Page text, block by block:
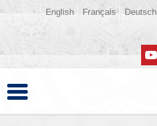
Deutsch
Français
English